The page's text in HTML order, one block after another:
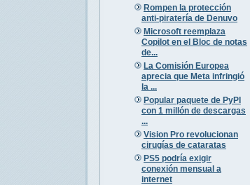
Rompen la protección
anti-piratería de Denuvo
Microsoft reemplaza
Copilot en el Bloc de notas
de...
La Comisión Europea
aprecia que Meta infringió
la ...
Popular paquete de PyPI
con 1 millón de descargas
...
Vision Pro revolucionan
cirugías de cataratas
PS5 podría exigir
conexión mensual a
internet